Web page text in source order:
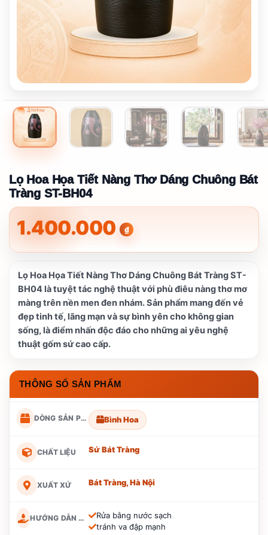
Lọ Hoa Họa Tiết Nàng Thơ Dáng Chuông Bát
Tràng ST-BH04
1.400.000 ₫
Lọ Hoa Họa Tiết Nàng Thơ Dáng Chuông Bát Tràng ST-
BH04 là tuyệt tác nghệ thuật với phù điêu nàng thơ mơ
màng trên nền men đen nhám. Sản phẩm mang đến vẻ
đẹp tinh tế, lãng mạn và sự bình yên cho không gian
sống, là điểm nhấn độc đáo cho những ai yêu nghệ
thuật gốm sứ cao cấp.
THÔNG SỐ SẢN PHẨM
DÒNG SẢN PHẨM Bình Hoa
CHẤT LIỆU Sứ Bát Tràng
XUẤT XỨ Bát Tràng, Hà Nội
HƯỚNG DẪN BẢO QUẢN
Rửa bằng nước sạch
tránh va đập mạnh